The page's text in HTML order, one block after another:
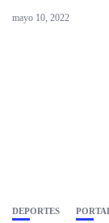
mayo 10, 2022
DEPORTES